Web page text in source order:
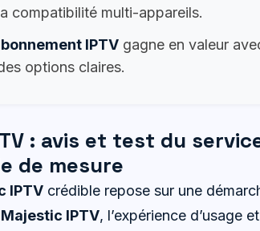
compatibilité multi-appareils.
IPTV gagne en valeur
options claires.
: avis et test du
de mesure
IPTV crédible repose sur une
IPTV, l’expérience d’usage